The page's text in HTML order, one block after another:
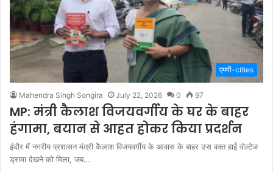
एमपी-cities
Mahendra Singh Songira July 22, 2026 0 97
MP: मंत्री कैलाश विजयवर्गीय के घर के बाहर
हंगामा, बयान से आहत होकर किया प्रदर्शन
इंदौर में नगरीय प्रशासन मंत्री कैलाश विजयवर्गीय के आवास के बाहर उस वक्त हाई वोल्टेज
ड्रामा देखने को मिला, जब…